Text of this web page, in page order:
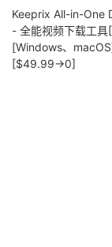
Keeprix All-in-One
- 全能视频下载工
[Windows、
[$49.99→0]